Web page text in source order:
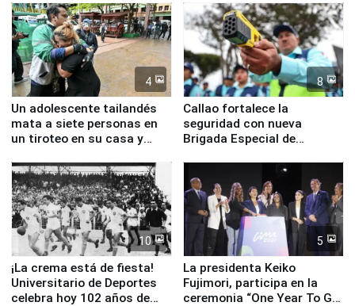
4
Un adolescente tailandés
mata a siete personas en
un tiroteo en su casa y
8
Callao fortalece la
seguridad con nueva
Brigada Especial de
equipamiento para
Serenazgo
10
¡La crema está de fiesta!
Universitario de Deportes
celebra hoy 102 años de
5
La presidenta Keiko
Fujimori, participa en la
ceremonia “One Year To Go